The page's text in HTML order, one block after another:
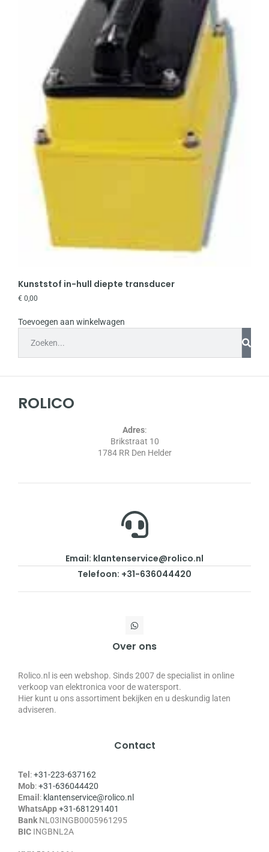
Kunststof in-hull diepte transducer
€ 0,00
Toevoegen aan winkelwagen
ROLICO
Adres:
Brikstraat 10
1784 RR Den Helder
Email: klantenservice@rolico.nl
Telefoon: +31-636044420
Over ons
Rolico.nl is een webshop. Sinds 2007 de specialist in online
verkoop van elektronica voor de watersport.
Hier kunt u ons assortiment bekijken en u deskundig laten
adviseren.
Contact
Tel :+31-223-637162
Mob:+31-636044420
Email : klantenservice@rolico.nl
WhatsApp+31-681291401
Bank NL03INGB0005961295
BIC INGBNL2A